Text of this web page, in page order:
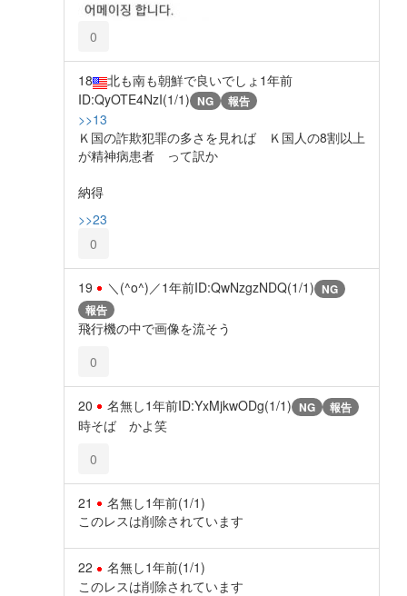
0
18 北も南も朝鮮で良いでしょ 1年前
ID:QyOTE4NzI(1/1) NG 報告
>>13
Ｋ国の詐欺犯罪の多さを見れば Ｋ国人の8割以上
が精神病患者 って訳か
納得
>>23
0
19 ＼(^o^)／1年前ID:QwNzgzNDQ(1/1) NG
報告
飛行機の中で画像を流そう
0
20 名無し1年前ID:YxMjkwODg(1/1) NG 報告
時そば かよ笑
0
21 名無し1年前(1/1)
このレスは削除されています
22 名無し1年前(1/1)
このレスは削除されています